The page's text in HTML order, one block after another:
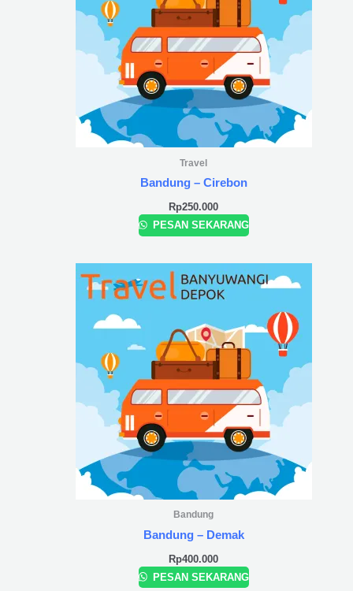
Travel
Bandung – Cirebon
Rp250.000
PESAN SEKARANG
Bandung
Bandung – Demak
Rp400.000
PESAN SEKARANG